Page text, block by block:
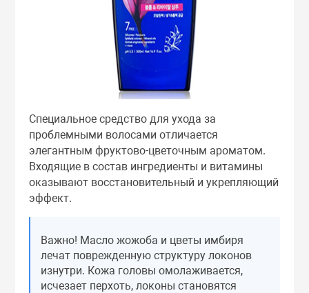
Специальное средство для ухода за
проблемными волосами отличается
элегантным фруктово-цветочным ароматом.
Входящие в состав ингредиенты и витамины
оказывают восстановительный и укрепляющий
эффект.
Важно! Масло жожоба и цветы имбиря
лечат поврежденную структуру локонов
изнутри. Кожа головы омолаживается,
исчезает перхоть, локоны становятся